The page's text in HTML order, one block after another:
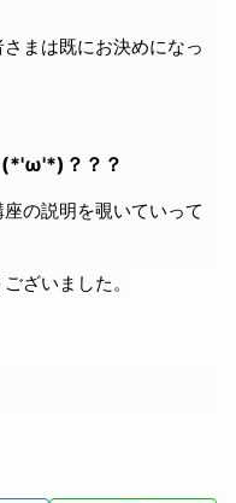
まは既にお決めになっ
(*'ω'*)？？？
の説明を覗いていって
ざいました。